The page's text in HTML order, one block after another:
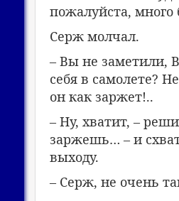
пожалуйста, много
Серж молчал.
– Вы не заметили,
себя в самолете?
он как заржет!..
– Ну, хватит, –
заржешь… – и
выходу.
– Серж, не очень